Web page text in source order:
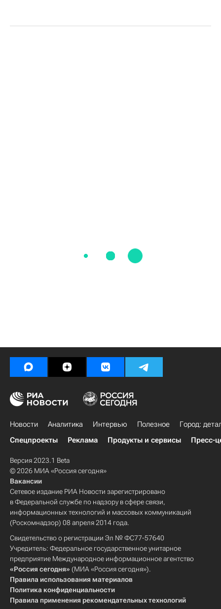
Новости Аналитика Интервью Полезное
Город:
Спецпроекты
Реклама Продукты и сервисы Пресс-
Версия 2023.1 Beta
© 2026 МИА «Россия сегодня»
Вакансии
Сетевое издание РИА Новости зарегистрировано
в Федеральной службе по надзору в сфере связи,
информационных технологий и массовых коммуникаций
(Роскомнадзор) 08 апреля 2014 года.
Свидетельство о регистрации Эл № ФС77-57640
Учредитель: Федеральное государственное унитарное
предприятие Международное информационное агентство
«Россия сегодня» (МИА «Россия сегодня»).
Правила использования материалов
Политика конфиденциальности
Правила применения рекомендательных технологий